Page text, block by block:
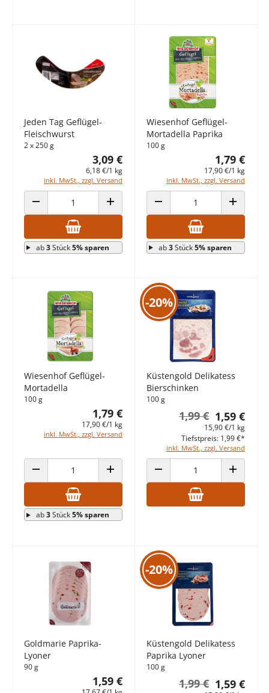
Jeden Tag Geflügel-
Fleischwurst
2 x 250 g
3,09 €
6,18 €/1 kg
inkl. MwSt., zzgl. Versand
ANZAHL VERRINGERN ANZAHL ERHÖHEN
ab3Stück5% sparen
Wiesenhof Geflügel-
Mortadella Paprika
100 g
1,79 €
17,90 €/1 kg
inkl. MwSt., zzgl. Versand
ANZAHL VERRINGERN ANZAHL
ab3Stück5% sparen
Wiesenhof Geflügel-
Mortadella
100 g
1,79 €
17,90 €/1 kg
inkl. MwSt., zzgl. Versand
ANZAHL VERRINGERN ANZAHL ERHÖHEN
ab3Stück5% sparen
-20%
Küstengold Delikatess
Bierschinken
100 g
1,59 €
1,99 €
15,90 €/1 kg
inkl. MwSt., zzgl. Versand
Tiefstpreis: 1,99 €*
ANZAHL VERRINGERN ANZAHL
Goldmarie Paprika-
Lyoner
90 g
1,59 €
-20%
Küstengold Delikatess
Paprika Lyoner
100 g
1,59 €
1,99 €